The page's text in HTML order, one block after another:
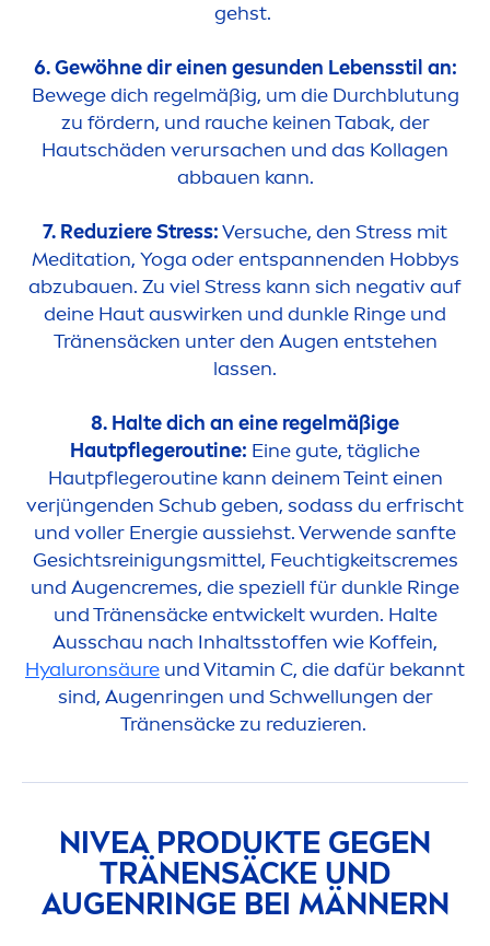
gehst.
6. Gewöhne dir einen gesunden Lebensstil an:
Bewege dich regelmäßig, um die Durchblutung
zu fördern, und rauche keinen Tabak, der
Hautschäden verursachen und das Kollagen
abbauen kann.
7. ReduziereStress:Versuche, den Stress mit
Meditation, Yoga oder entspannenden Hobbys
abzubauen. Zu viel Stress kann sich negativ auf
deine Haut auswirken und dunkle Ringe und
Tränensäcken unter den Augen entstehen
lassen.
8. Halte dich an eine regelmäßige
Hautpflegeroutine: Eine gute, tägliche
Hautpflegeroutine kann deinem Teint einen
verjüngenden Schub geben, sodass du erfrischt
und voller Energie aussiehst. Verwende sanfte
Gesichtsreinigungsmittel, Feuchtigkeitscremes
und Augencremes, die speziell für dunkle Ringe
und Tränensäcke entwickelt wurden. Halte
Ausschau nach Inhaltsstoffen wie Koffein,
Hyaluronsäure undVitamin C, die dafür bekannt
sind, Augenringen und Schwellungen der
Tränensäcke zu reduzieren.
NIVEAPRODUKTE GEGEN
TRÄNENSÄCKE UND
AUGENRINGE BEI MÄNNERN